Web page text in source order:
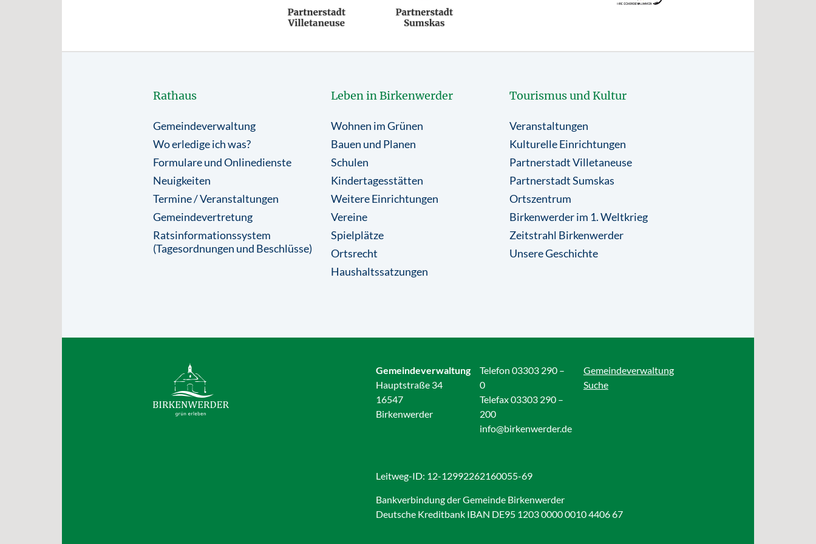
Rathaus
Gemeindeverwaltung
Wo erledige ich was?
Formulare und Onlinedienste
Neuigkeiten
Termine / Veranstaltungen
Gemeindevertretung
Ratsinformationssystem
(Tagesordnungen und Beschlüsse)
Leben in Birkenwerder
Wohnen im Grünen
Bauen und Planen
Schulen
Kindertagesstätten
Weitere Einrichtungen
Vereine
Spielplätze
Ortsrecht
Haushaltssatzungen
Tourismus und Kultur
Veranstaltungen
Kulturelle Einrichtungen
Partnerstadt Villetaneuse
Partnerstadt Sumskas
Ortszentrum
Birkenwerder im 1. Weltkrieg
Zeitstrahl Birkenwerder
Unsere Geschichte
Gemeindeverwaltung
Hauptstraße 34
16547
Birkenwerder
Telefon 03303 290 –
0
Telefax 03303 290 –
200
info@birkenwerder.de
Gemeindeverwaltung
Suche
Leitweg-ID: 12-12992262160055-69
Bankverbindung der Gemeinde Birkenwerder
Deutsche Kreditbank IBAN DE95 1203 0000 0010 4406 67